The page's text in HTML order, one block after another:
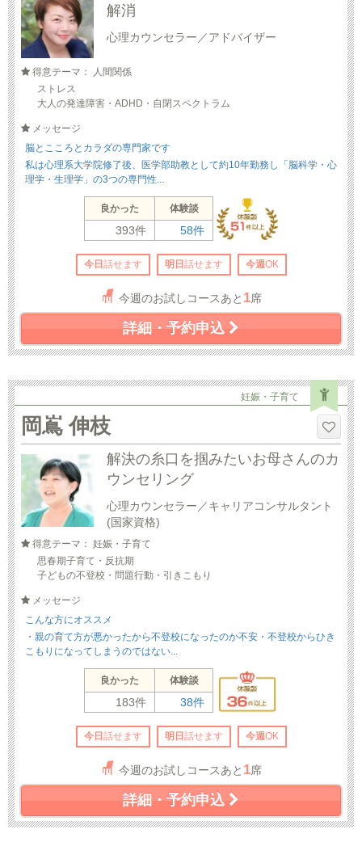
解消
心理カウンセラー／アドバイザー
得意テーマ： 人間関係
ストレス
大人の発達障害・ADHD・自閉スペクトラム
メッセージ
脳とこころとカラダの専門家です
私は心理系大学院修了後、医学部助教として約10年勤務し「脳科学・心
理学・生理学」の3つの専門性...
良かった 体験談
393件 58件
今日 話せます 明日 話せます 今週OK
今週のお試しコースあと 1席
詳細・予約申込
妊娠・子育て
岡嶌 伸枝
解決の糸口を掴みたいお母さんのカ
ウンセリング
心理カウンセラー／キャリアコンサルタント
(国家資格)
得意テーマ： 妊娠・子育て
思春期子育て・反抗期
子どもの不登校・問題行動・引きこもり
メッセージ
こんな方にオススメ
・親の育て方が悪かったから不登校になったのか不安・不登校からひき
こもりになってしまうのではない...
良かった 体験談
183件 38件
今日 話せます 明日 話せます 今週OK
今週のお試しコースあと 1席
詳細・予約申込